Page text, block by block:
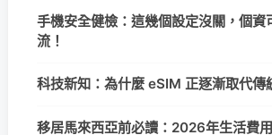
手機安全健檢：這幾個設定沒關，個資
流！
科技新知：為什麼 eSIM 正逐漸取代傳
移居馬來西亞前必讀：2026年生活費